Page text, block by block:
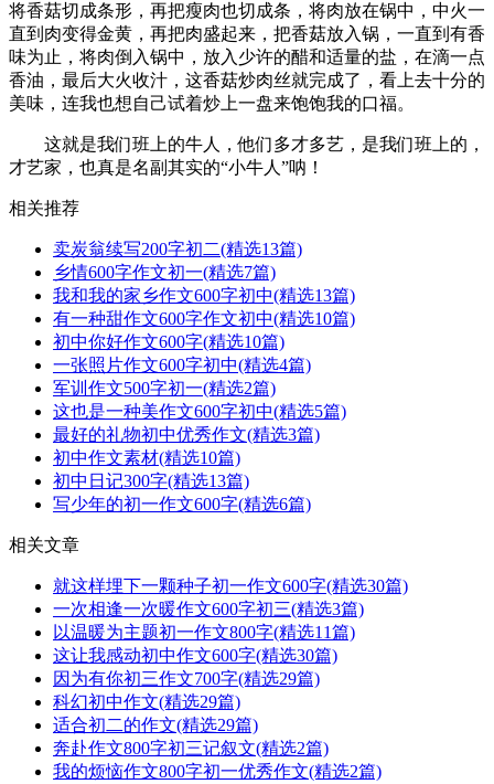
将香菇切成条形，再把瘦肉也切成条，将肉放在锅中，中火一
直到肉变得金黄，再把肉盛起来，把香菇放入锅，一直到有香
味为止，将肉倒入锅中，放入少许的醋和适量的盐，在滴一点
香油，最后大火收汁，这香菇炒肉丝就完成了，看上去十分的
美味，连我也想自己试着炒上一盘来饱饱我的口福。
这就是我们班上的牛人，他们多才多艺，是我们班上的，
才艺家，也真是名副其实的“小牛人”呐！
相关推荐
卖炭翁续写200字初二(精选13篇)
乡情600字作文初一(精选7篇)
我和我的家乡作文600字初中(精选13篇)
有一种甜作文600字作文初中(精选10篇)
初中你好作文600字(精选10篇)
一张照片作文600字初中(精选4篇)
军训作文500字初一(精选2篇)
这也是一种美作文600字初中(精选5篇)
最好的礼物初中优秀作文(精选3篇)
初中作文素材(精选10篇)
初中日记300字(精选13篇)
写少年的初一作文600字(精选6篇)
相关文章
就这样埋下一颗种子初一作文600字(精选30篇)
一次相逢一次暖作文600字初三(精选3篇)
以温暖为主题初一作文800字(精选11篇)
这让我感动初中作文600字(精选30篇)
因为有你初三作文700字(精选29篇)
科幻初中作文(精选29篇)
适合初二的作文(精选29篇)
奔赴作文800字初三记叙文(精选2篇)
我的烦恼作文800字初一优秀作文(精选2篇)